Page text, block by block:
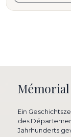
Mémorial
Ein
des
Jahrhunderts